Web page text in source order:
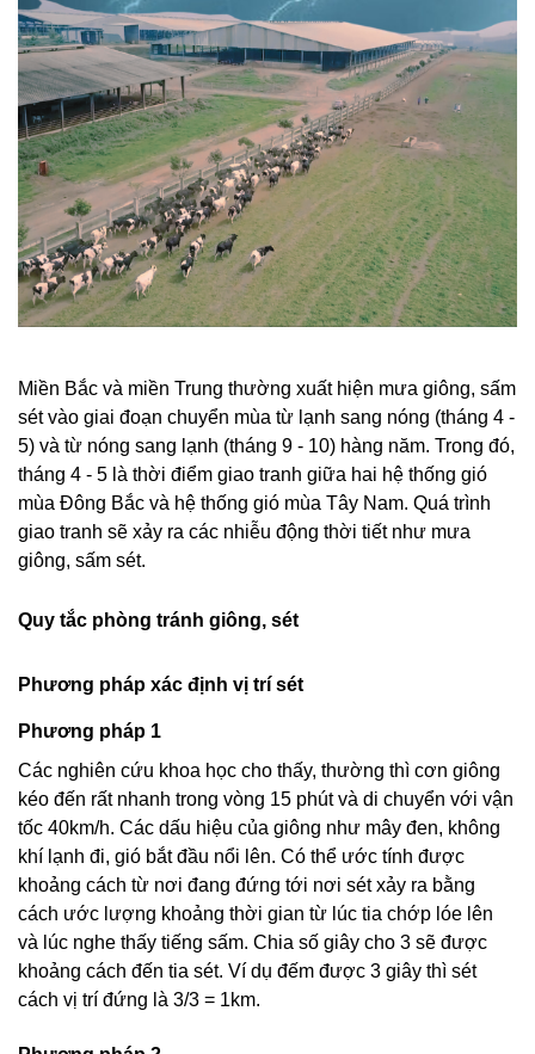
Miền Bắc và miền Trung thường xuất hiện mưa giông, sấm
sét vào giai đoạn chuyển mùa từ lạnh sang nóng (tháng 4 -
5) và từ nóng sang lạnh (tháng 9 - 10) hàng năm. Trong đó,
tháng 4 - 5 là thời điểm giao tranh giữa hai hệ thống gió
mùa Đông Bắc và hệ thống gió mùa Tây Nam. Quá trình
giao tranh sẽ xảy ra các nhiễu động thời tiết như mưa
giông, sấm sét.
Quy tắc phòng tránh giông, sét
Phương pháp xác định vị trí sét
Phương pháp 1
Các nghiên cứu khoa học cho thấy, thường thì cơn giông
kéo đến rất nhanh trong vòng 15 phút và di chuyển với vận
tốc 40km/h. Các dấu hiệu của giông như mây đen, không
khí lạnh đi, gió bắt đầu nổi lên. Có thể ước tính được
khoảng cách từ nơi đang đứng tới nơi sét xảy ra bằng
cách ước lượng khoảng thời gian từ lúc tia chớp lóe lên
và lúc nghe thấy tiếng sấm. Chia số giây cho 3 sẽ được
khoảng cách đến tia sét. Ví dụ đếm được 3 giây thì sét
cách vị trí đứng là 3/3 = 1km.